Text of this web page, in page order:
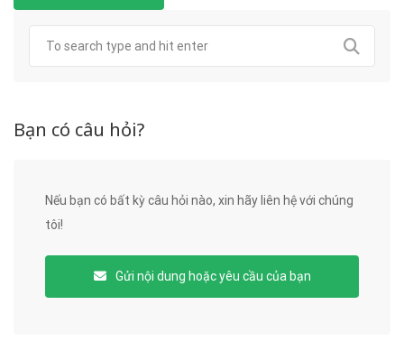
Bạn có câu hỏi?
Nếu bạn có bất kỳ câu hỏi nào, xin hãy liên hệ với chúng
tôi!
Gửi nội dung hoặc yêu cầu của bạn